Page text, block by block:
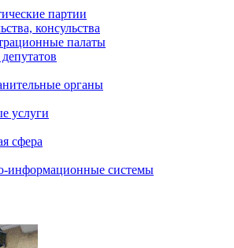
партии
консульства
палаты
органы
услуги
сфера
информационные системы